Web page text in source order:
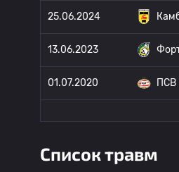
25.06.2024
13.06.2023
01.07.2020 ПСВ
Список травм